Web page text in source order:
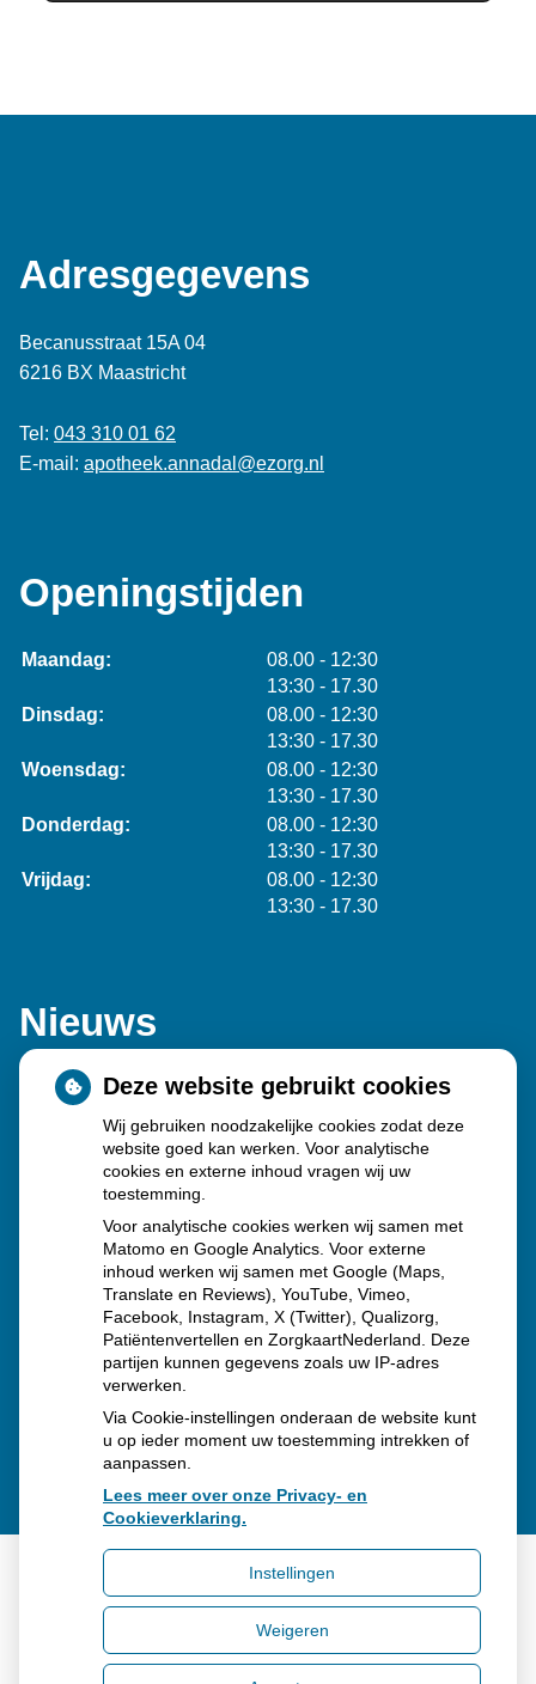
Adresgegevens
Becanusstraat 15A 04
6216 BX Maastricht
Tel: 043 310 01 62
E-mail: apotheek.annadal@ezorg.nl
Openingstijden
Maandag: 08.00 tot
- 12:30
13:30 tot
- 17.30
Dinsdag:
08.00 tot
- 12:30
13:30 tot
- 17.30
Woensdag:
08.00 tot
- 12:30
13:30 tot
- 17.30
Donderdag:
08.00 tot
- 12:30
13:30 tot
- 17.30
Vrijdag:
08.00 tot
- 12:30
13:30 tot
- 17.30
Nieuws
Sinds huisartsen afslankmedicijnen mogen voorschrijven,
neemt gebruik toe
Schurft sinds corona geen vergeten ziekte meer: aantal
uitbraken fors gestegen
Stoppen met afslankmedicijnen betekent zonder
leefstijlaanpassingen weer gewichtstoename
Kookadvies drinkwater in provincie Utrecht vanwege
besmetting
Uw Zorg Online|Beheer
Bezoek
onze
Deze website gebruikt cookies
Wij gebruiken noodzakelijke cookies zodat deze
website goed kan werken. Voor analytische
cookies en externe inhoud vragen wij uw
toestemming.
Voor analytische cookies werken wij samen met
Matomo en Google Analytics. Voor externe
inhoud werken wij samen met Google (Maps,
Translate en Reviews), YouTube, Vimeo,
Facebook, Instagram, X (Twitter), Qualizorg,
Patiëntenvertellen en ZorgkaartNederland. Deze
partijen kunnen gegevens zoals uw IP-adres
verwerken.
Via Cookie-instellingen onderaan de website kunt
u op ieder moment uw toestemming intrekken of
aanpassen.
Lees meer over onze Privacy- en
Cookieverklaring.
Instellingen
Weigeren